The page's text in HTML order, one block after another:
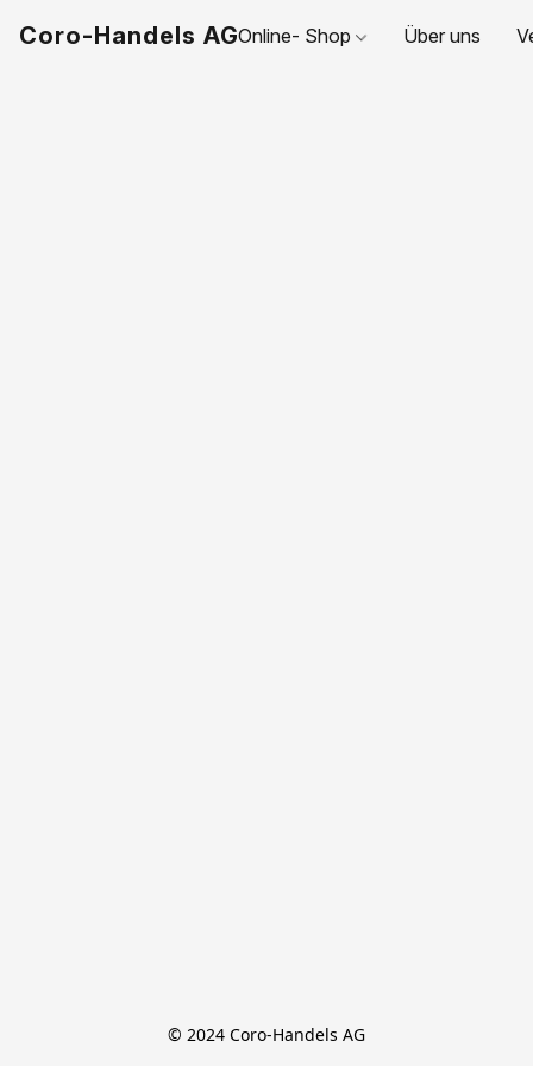
Coro-Handels AGOnline- Shop Über uns
© 2024 Coro-Handels AG